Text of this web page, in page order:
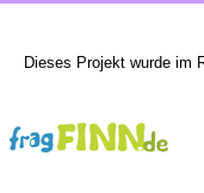
Dieses Projekt wurde im